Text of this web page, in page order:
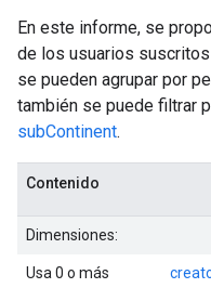
En este informe, se
de los usuarios
se pueden agrupar por
también se puede filtrar
subContinent.
Contenido
Dimensiones:
Usa 0 o más